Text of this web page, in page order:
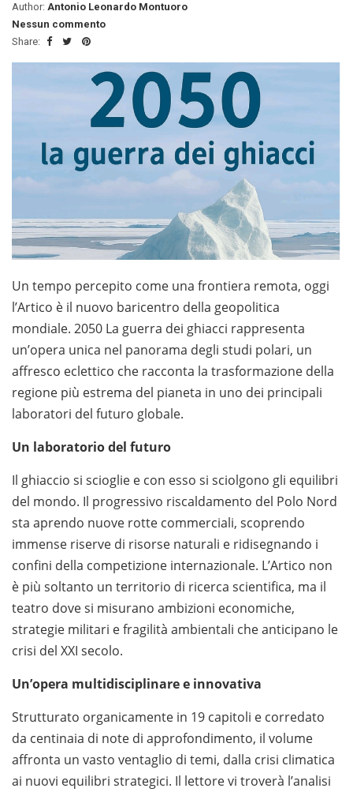
Author: Antonio Leonardo Montuoro
Nessun commento
Share:
Un tempo percepito come una frontiera remota, oggi
l’Artico è il nuovo baricentro della geopolitica
mondiale. 2050 La guerra dei ghiacci rappresenta
un’opera unica nel panorama degli studi polari, un
affresco eclettico che racconta la trasformazione della
regione più estrema del pianeta in uno dei principali
laboratori del futuro globale.
Un laboratorio del futuro
Il ghiaccio si scioglie e con esso si sciolgono gli equilibri
del mondo. Il progressivo riscaldamento del Polo Nord
sta aprendo nuove rotte commerciali, scoprendo
immense riserve di risorse naturali e ridisegnando i
confini della competizione internazionale. L’Artico non
è più soltanto un territorio di ricerca scientifica, ma il
teatro dove si misurano ambizioni economiche,
strategie militari e fragilità ambientali che anticipano le
crisi del XXI secolo.
Un’opera multidisciplinare e innovativa
Strutturato organicamente in 19 capitoli e corredato
da centinaia di note di approfondimento, il volume
affronta un vasto ventaglio di temi, dalla crisi climatica
ai nuovi equilibri strategici. Il lettore vi troverà l’analisi